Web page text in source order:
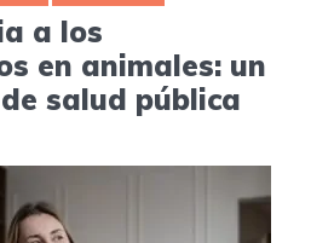
a los
en animales: un
salud pública